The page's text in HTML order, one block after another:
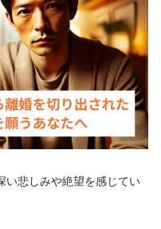
い悲しみや絶望を感じてい